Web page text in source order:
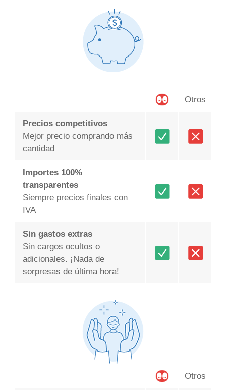
Otros
Precios competitivos
Mejor precio comprando más
cantidad
Importes 100%
transparentes
Siempre precios finales con
IVA
Sin gastos extras
Sin cargos ocultos o
adicionales. ¡Nada de
sorpresas de última hora!
Otros